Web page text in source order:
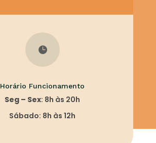

Horário Funcionamento
Seg – Sex: 8h às 20h
Sábado: 8h às 12h